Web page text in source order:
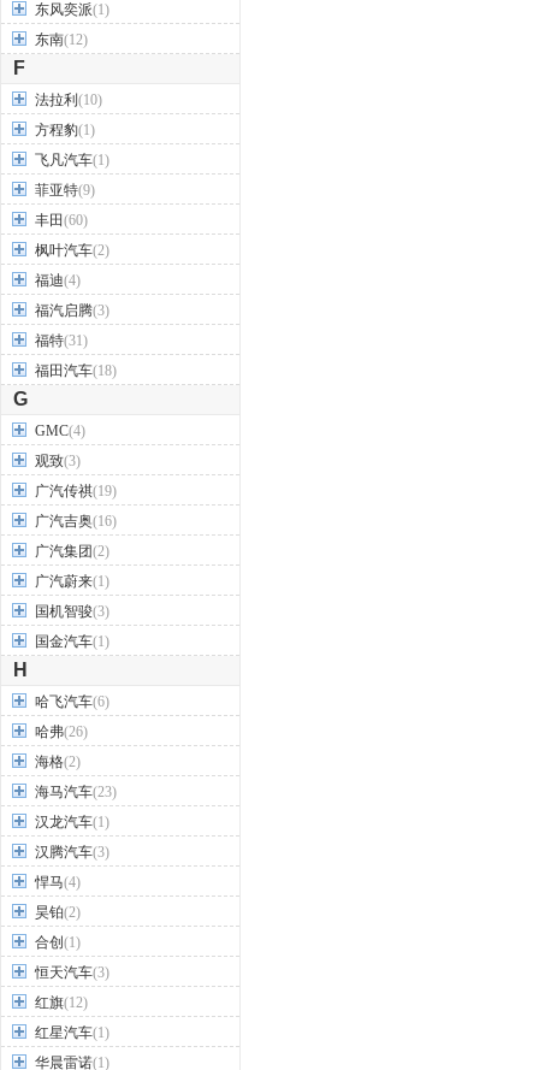
东风奕派(1)
东南(12)
F
法拉利 (10)
方程豹(1)
飞凡汽车(1)
菲亚特(9)
丰田(60)
枫叶汽车(2)
福迪(4)
福汽启腾(3)
福特(31)
福田汽车(18)
G
GMC(4)
观致(3)
广汽传祺(19)
广汽吉奥(16)
广汽集团(2)
广汽蔚来(1)
国机智骏(3)
国金汽车(1)
H
哈飞汽车(6)
哈弗(26)
海格(2)
海马汽车(23)
汉龙汽车(1)
汉腾汽车(3)
悍马(4)
昊铂(2)
合创 (1)
恒天汽车(3)
红旗(12)
红星汽车(1)
华晨雷诺(1)